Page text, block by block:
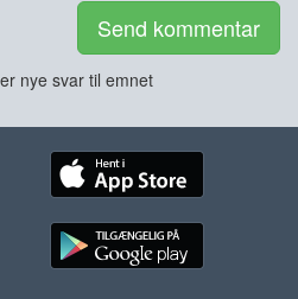
Send kommentar
nye svar til emnet